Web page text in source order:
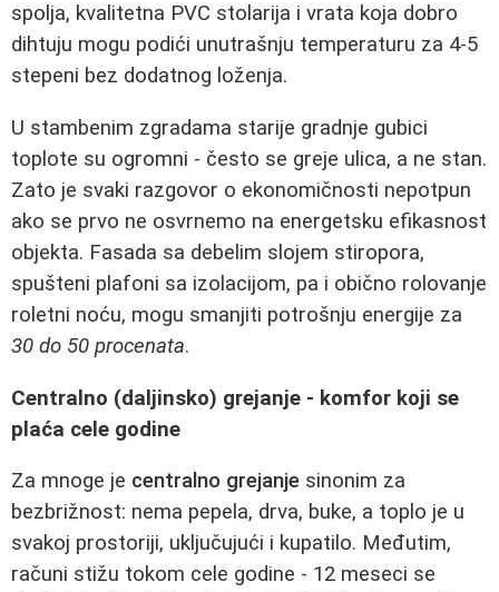
spolja, kvalitetna PVC stolarija i vrata koja dobro
dihtuju mogu podići unutrašnju temperaturu za 4-5
stepeni bez dodatnog loženja.
U stambenim zgradama starije gradnje gubici
toplote su ogromni - često se greje ulica, a ne stan.
Zato je svaki razgovor o ekonomičnosti nepotpun
ako se prvo ne osvrnemo na energetsku efikasnost
objekta. Fasada sa debelim slojem stiropora,
spušteni plafoni sa izolacijom, pa i obično rolovanje
roletni noću, mogu smanjiti potrošnju energije za
30 do 50 procenata.
Centralno (daljinsko) grejanje - komfor koji se
plaća cele godine
Za mnoge je centralno grejanje sinonim za
bezbrižnost: nema pepela, drva, buke, a toplo je u
svakoj prostoriji, uključujući i kupatilo. Međutim,
računi stižu tokom cele godine - 12 meseci se